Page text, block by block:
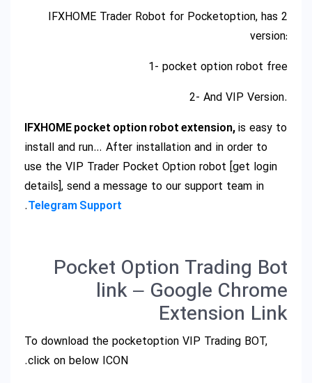
IFXHOME Trader Robot for Pocketoption, has 2
version:
1- pocket option robot free
2- And VIP Version.
IFXHOME pocket option robot extension,is easy to
install and run… After installation and in order to
use the VIP Trader Pocket Option robot [get login
details], send a message to our support team in
Telegram Support
.
Pocket Option Trading Bot
link – Google Chrome
Extension Link
To download the pocketoption VIP Trading BOT,
click on below ICON.